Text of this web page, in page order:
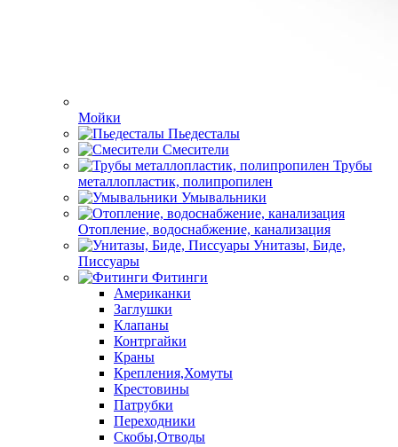
Мойки
Пьедесталы
Смесители
Трубы
металлопластик, полипропилен
Умывальники
Отопление, водоснабжение, канализация
Унитазы, Биде,
Писсуары
Фитинги
Американки
Заглушки
Клапаны
Контргайки
Краны
Крепления,Хомуты
Крестовины
Патрубки
Переходники
Скобы,Отводы